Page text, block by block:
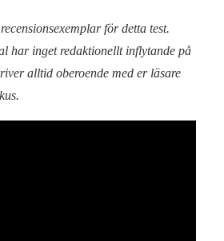
för detta test.
har inget redaktionellt inflytande på
alltid oberoende med er läsare